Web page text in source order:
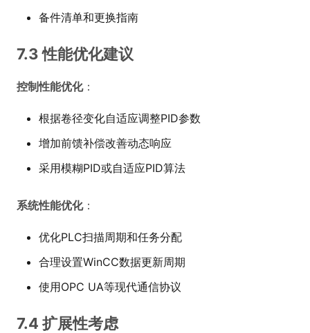
备件清单和更换指南
7.3 性能优化建议
控制性能优化：
根据卷径变化自适应调整PID参数
增加前馈补偿改善动态响应
采用模糊PID或自适应PID算法
系统性能优化：
优化PLC扫描周期和任务分配
合理设置WinCC数据更新周期
使用OPC UA等现代通信协议
7.4 扩展性考虑